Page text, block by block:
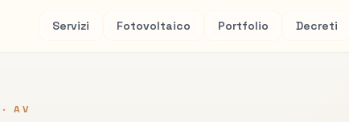
Servizi Fotovoltaico Portfolio Decreti
·AV